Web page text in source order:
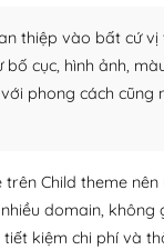
và themes phù
plugin và themes
kỳ thì WordPress
tế nó đã cung
thiệp vào bất cứ
bố cục, hình ảnh,
phong cách cũng
trên Child theme
domain, không
tiết kiệm chi phí và